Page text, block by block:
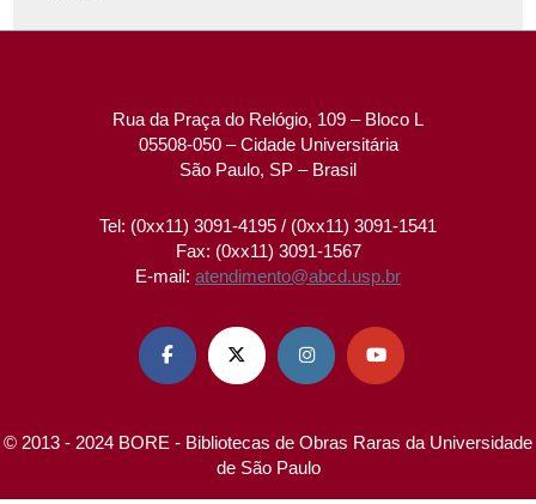
Rua da Praça do Relógio, 109 – Bloco L
05508-050 – Cidade Universitária
São Paulo, SP – Brasil
Tel: (0xx11) 3091-4195 / (0xx11) 3091-1541
Fax: (0xx11) 3091-1567
E-mail: atendimento@abcd.usp.br
   
© 2013 - 2024 BORE - Bibliotecas de Obras Raras da Universidade
de São Paulo